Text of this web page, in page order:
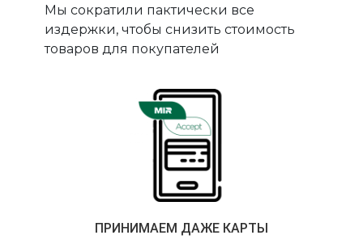
Мы сократили пактически все
издержки, чтобы снизить стоимость
товаров для покупателей
ПРИНИМАЕМ ДАЖЕ КАРТЫ